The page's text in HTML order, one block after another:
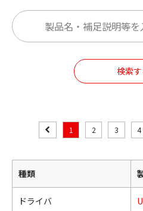
検索す
1 2 3 4
種類
ドライバ